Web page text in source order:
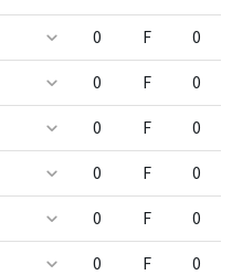
0 F 0
0 F 0
0 F 0
0 F 0
0 F 0
0 F 0